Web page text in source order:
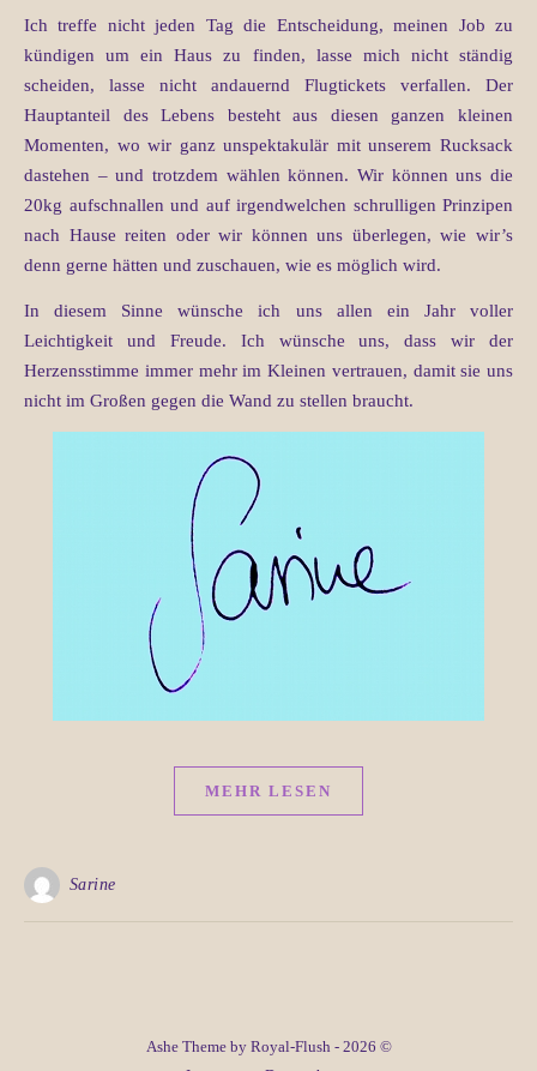
Ich treffe nicht jeden Tag die Entscheidung, meinen Job zu
kündigen um ein Haus zu finden, lasse mich nicht ständig
scheiden, lasse nicht andauernd Flugtickets verfallen. Der
Hauptanteil des Lebens besteht aus diesen ganzen kleinen
Momenten, wo wir ganz unspektakulär mit unserem Rucksack
dastehen – und trotzdem wählen können. Wir können uns die
20kg aufschnallen und auf irgendwelchen schrulligen Prinzipen
nach Hause reiten oder wir können uns überlegen, wie wir’s
denn gerne hätten und zuschauen, wie es möglich wird.
In diesem Sinne wünsche ich uns allen ein Jahr voller
Leichtigkeit und Freude. Ich wünsche uns, dass wir der
Herzensstimme immer mehr im Kleinen vertrauen, damit sie uns
nicht im Großen gegen die Wand zu stellen braucht.
MEHR LESEN
Sarine
Ashe Theme by Royal-Flush - 2026 ©